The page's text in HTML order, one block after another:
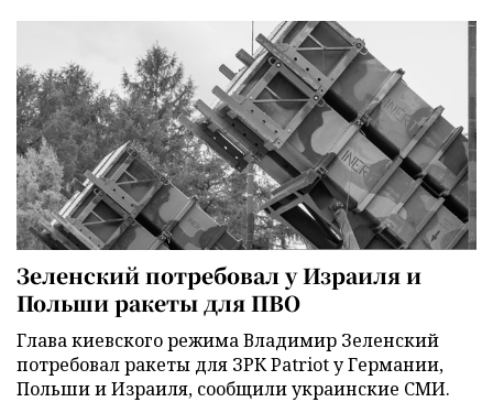
Зеленский потребовал у Израиля и
Польши ракеты для ПВО
Глава киевского режима Владимир Зеленский
потребовал ракеты для ЗРК Patriot у Германии,
Польши и Израиля, сообщили украинские СМИ.